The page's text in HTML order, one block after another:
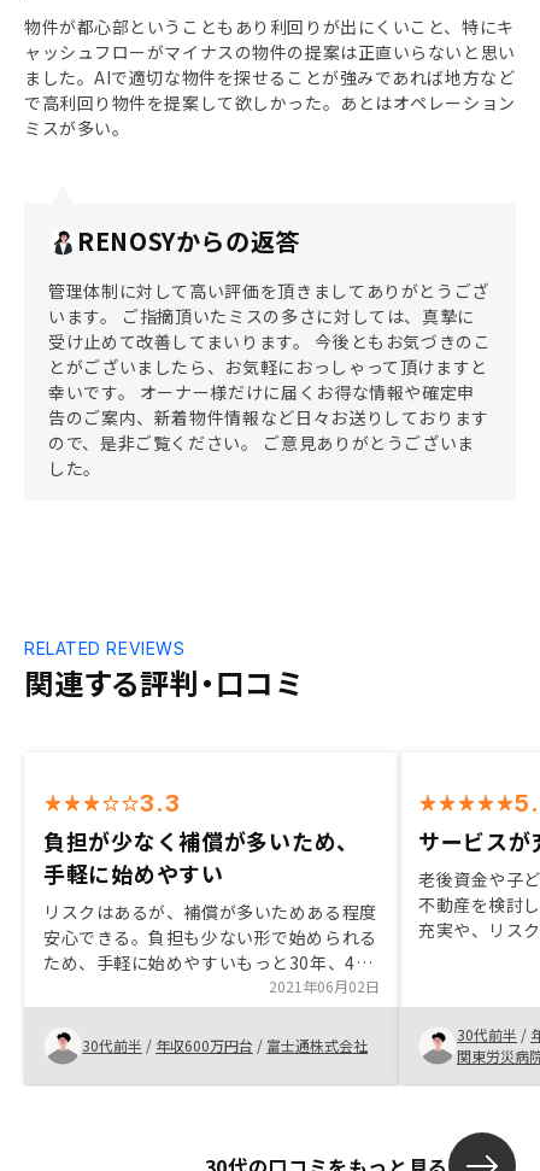
物件が都心部ということもあり利回りが出にくいこと、特にキ
ャッシュフローがマイナスの物件の提案は正直いらないと思い
ました。AIで適切な物件を探せることが強みであれば地方など
で高利回り物件を提案して欲しかった。あとはオペレーション
ミスが多い。
RENOSYからの返答
管理体制に対して高い評価を頂きましてありがとうござ
います。 ご指摘頂いたミスの多さに対しては、真摯に
受け止めて改善してまいります。 今後ともお気づきのこ
とがございましたら、お気軽におっしゃって頂けますと
幸いです。 オーナー様だけに届くお得な情報や確定申
告のご案内、新着物件情報など日々お送りしております
ので、是非ご覧ください。 ご意見ありがとうございま
した。
関連する評判・口コミ
RELATED REVIEWS
3.3
負担が少なく補償が多いため、
手軽に始めやすい
リスクはあるが、補償が多いためある程度
安心できる。負担も少ない形で始められる
ため、手軽に始めやすいもっと30年、40
年時にどれくらいで売れたかなどの実績が
欲しい
2021年06月02日
30代前半 / 年収600万円台 / 富士通株式会社
サービスが
老後資金や子
不動産を検討
充実や、リス
えで、不動産
す。 30代前半 /
関東労災病